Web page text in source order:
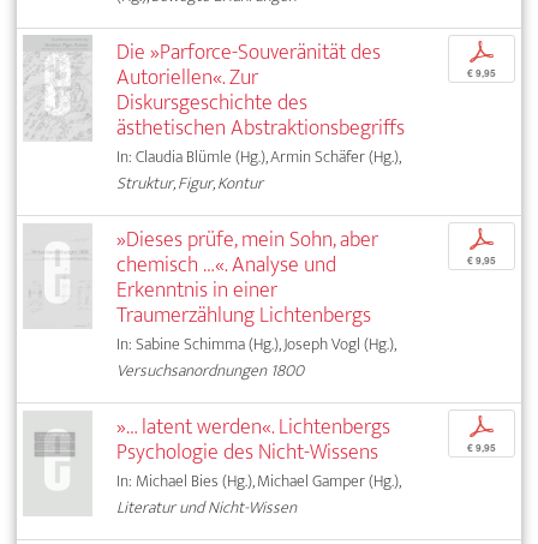
Die »Parforce-Souveränität des
Autoriellen«. Zur
Diskursgeschichte des
ästhetischen Abstraktionsbegriffs
In: Claudia Blümle (Hg.), Armin Schäfer (Hg.),
Struktur, Figur, Kontur
p
€ 9,95
»Dieses prüfe, mein Sohn, aber
chemisch …«. Analyse und
Erkenntnis in einer
Traumerzählung Lichtenbergs
In: Sabine Schimma (Hg.), Joseph Vogl (Hg.),
Versuchsanordnungen 1800
p
€ 9,95
»… latent werden«. Lichtenbergs
Psychologie des Nicht-Wissens
In: Michael Bies (Hg.), Michael Gamper (Hg.),
Literatur und Nicht-Wissen
p
€ 9,95